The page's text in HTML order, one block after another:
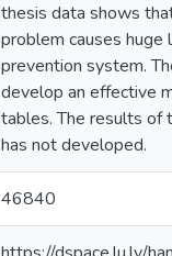
thesis data shows
problem causes
prevention system.
develop an effective
tables. The results of
has not developed.
46840